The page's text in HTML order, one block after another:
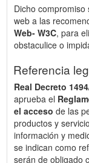
Dicho
web a las
Web- W3C, para
obstaculice o
Referencia
Real Decreto
aprueba el
el acceso de las
productos y
información y
se indican como
serán de obligado